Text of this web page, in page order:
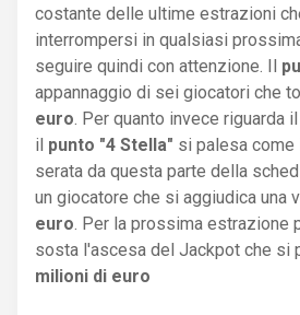
costante delle ultime estrazioni
interrompersi in qualsiasi
seguire quindi con attenzione. Il
appannaggio di sei giocatori che
euro . Per quanto invece riguarda
il punto "4 Stella" si palesa
serata da questa parte della
un giocatore che si aggiudica una
euro . Per la prossima estrazione
sosta l'ascesa del Jackpot che si
milioni di euro